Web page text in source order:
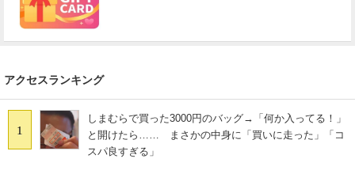
アクセスランキング
1
しまむらで買った3000円のバッグ→「何か入ってる！」
と開けたら…… まさかの中身に「買いに走った」「コ
スパ良すぎる」